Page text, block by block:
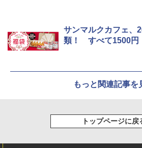
サンマルクカフェ、
類！ すべて1500円
もっと関連記事を
トップページに戻